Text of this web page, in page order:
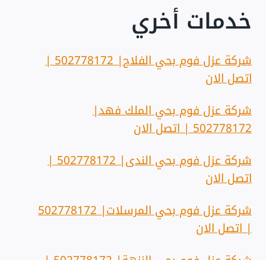
خدمات أخري
شركة عزل فوم بحي الفلاح| 502778172 |
اتصل الان
شركة عزل فوم بحي الملك فهد|
502778172 | اتصل الان
شركة عزل فوم بحي الندى| 502778172 |
اتصل الان
شركة عزل فوم بحي المرسلات| 502778172
| اتصل الان